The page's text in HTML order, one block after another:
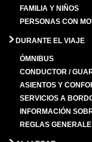
FAMILIA Y NIÑOS
PERSONAS CON
DURANTE EL VIAJE
ÓMNIBUS
CONDUCTOR /
ASIENTOS Y
SERVICIOS A
INFORMACIÓN
REGLAS